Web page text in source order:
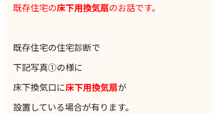
既存住宅の床下用換気扇のお話です。
既存住宅の住宅診断で
下記写真①の様に
床下換気口に床下用換気扇が
設置している場合が有ります。